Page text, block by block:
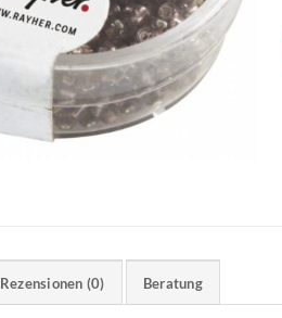
Rezensionen (0) Beratung